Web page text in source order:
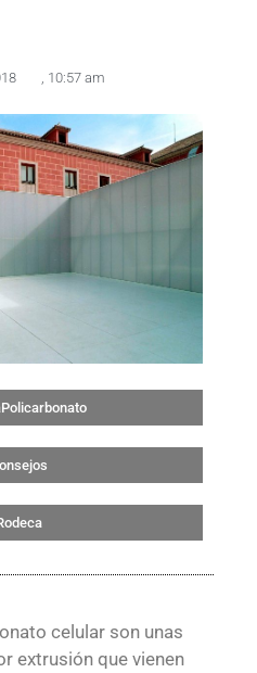
, 10:57 am
celular son unas
extrusión que vienen